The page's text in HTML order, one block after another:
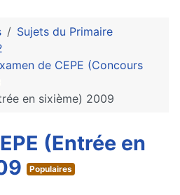
Sujets du Primaire
de CEPE (Concours
en sixième) 2009
(Entrée en
Populaires